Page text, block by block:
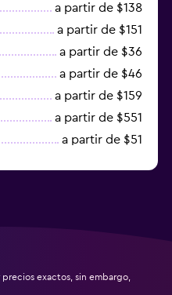
a partir de $138
a partir de $151
a partir de $36
a partir de $46
a partir de $159
a partir de $551
a partir de $51
exactos, sin embargo,